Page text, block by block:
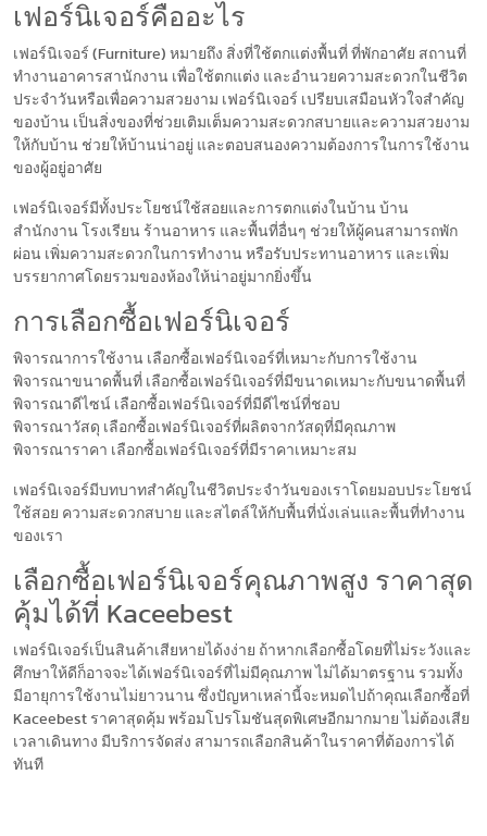
เฟอร์นิเจอร์คืออะไร
เฟอร์นิเจอร์ (Furniture) หมายถึง สิ่งที่ใช้ตกแต่งพื้นที่ ที่พักอาศัย สถานที่
ทำงานอาคารสานักงาน เพื่อใช้ตกแต่ง และอำนวยความสะดวกในชีวิต
ประจำวันหรือเพื่อความสวยงาม เฟอร์นิเจอร์ เปรียบเสมือนหัวใจสำคัญ
ของบ้าน เป็นสิ่งของที่ช่วยเติมเต็มความสะดวกสบายและความสวยงาม
ให้กับบ้าน ช่วยให้บ้านน่าอยู่ และตอบสนองความต้องการในการใช้งาน
ของผู้อยู่อาศัย
เฟอร์นิเจอร์มีทั้งประโยชน์ใช้สอยและการตกแต่งในบ้าน บ้าน
สำนักงาน โรงเรียน ร้านอาหาร และพื้นที่อื่นๆ ช่วยให้ผู้คนสามารถพัก
ผ่อน เพิ่มความสะดวกในการทำงาน หรือรับประทานอาหาร และเพิ่ม
บรรยากาศโดยรวมของห้องให้น่าอยู่มากยิ่งขึ้น
การเลือกซื้อเฟอร์นิเจอร์
พิจารณาการใช้งาน เลือกซื้อเฟอร์นิเจอร์ที่เหมาะกับการใช้งาน
พิจารณาขนาดพื้นที่ เลือกซื้อเฟอร์นิเจอร์ที่มีขนาดเหมาะกับขนาดพื้นที่
พิจารณาดีไซน์ เลือกซื้อเฟอร์นิเจอร์ที่มีดีไซน์ที่ชอบ
พิจารณาวัสดุ เลือกซื้อเฟอร์นิเจอร์ที่ผลิตจากวัสดุที่มีคุณภาพ
พิจารณาราคา เลือกซื้อเฟอร์นิเจอร์ที่มีราคาเหมาะสม
เฟอร์นิเจอร์มีบทบาทสำคัญในชีวิตประจำวันของเราโดยมอบประโยชน์
ใช้สอย ความสะดวกสบาย และสไตล์ให้กับพื้นที่นั่งเล่นและพื้นที่ทำงาน
ของเรา
เลือกซื้อเฟอร์นิเจอร์คุณภาพสูง ราคาสุด
คุ้มได้ที่ Kaceebest
เฟอร์นิเจอร์เป็นสินค้าเสียหายได้งง่าย ถ้าหากเลือกซื้อโดยที่ไม่ระวังและ
ศึกษาให้ดีก็อาจจะได้เฟอร์นิเจอร์ที่ไม่มีคุณภาพ ไม่ได้มาตรฐาน รวมทั้ง
มีอายุการใช้งานไม่ยาวนาน ซึ่งปัญหาเหล่านี้จะหมดไปถ้าคุณเลือกซื้อที่
Kaceebest ราคาสุดคุ้ม พร้อมโปรโมชันสุดพิเศษอีกมากมาย ไม่ต้องเสีย
เวลาเดินทาง มีบริการจัดส่ง สามารถเลือกสินค้าในราคาที่ต้องการได้
ทันที